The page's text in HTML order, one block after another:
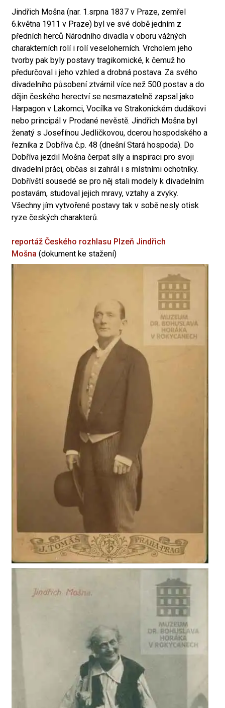
Jindřich Mošna (nar. 1.srpna 1837 v Praze, zemřel
6.května 1911 v Praze) byl ve své době jedním z
předních herců Národního divadla v oboru vážných
charakterních rolí i rolí veseloherních. Vrcholem jeho
tvorby pak byly postavy tragikomické, k čemuž ho
předurčoval i jeho vzhled a drobná postava. Za svého
divadelního působení ztvárnil více než 500 postav a do
dějin českého herectví se nesmazatelně zapsal jako
Harpagon v Lakomci, Vocílka ve Strakonickém dudákovi
nebo principál v Prodané nevěstě. Jindřich Mošna byl
ženatý s Josefínou Jedličkovou, dcerou hospodského a
řezníka z Dobříva č.p. 48 (dnešní Stará hospoda). Do
Dobříva jezdil Mošna čerpat síly a inspiraci pro svoji
divadelní práci, občas si zahrál i s místními ochotníky.
Dobřívští sousedé se pro něj stali modely k divadelním
postavám, studoval jejich mravy, vztahy a zvyky.
Všechny jím vytvořené postavy tak v sobě nesly otisk
ryze českých charakterů.
reportáž Českého rozhlasu Plzeň Jindřich
Mošna (dokument ke stažení)